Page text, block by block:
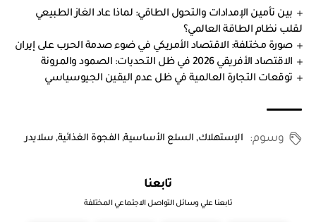
بين تأمين الإمدادات والتحول الطاقي: لماذا عاد الغاز الطبيعي
لقلب نظام الطاقة العالمي؟
صورة مختلفة: الاقتصاد الأمريكي في ضوء صدمة الحرب على إيران
الاقتصاد الأفريقي 2026 في ظل التحديات: الصمود والمرونة
توقعات التجارة العالمية في ظل عدم اليقين الجيوسياسي
وسوم: الإستهلاك,السلع الأساسية,الفجوة الغذائية,سلايدر
تابعنا
تابعنا علي وسائل التواصل الاجتماعي المختلفة